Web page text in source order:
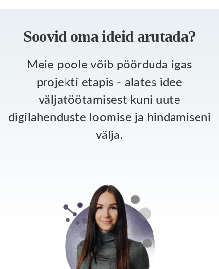
Soovid oma ideid arutada?
Meie poole võib pöörduda igas
projekti etapis - alates idee
väljatöötamisest kuni uute
digilahenduste loomise ja hindamiseni
välja.